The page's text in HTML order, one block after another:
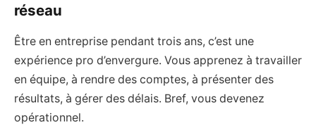
réseau
Être en entreprise pendant trois ans, c’est une
expérience pro d’envergure. Vous apprenez à travailler
en équipe, à rendre des comptes, à présenter des
résultats, à gérer des délais. Bref, vous devenez
opérationnel.